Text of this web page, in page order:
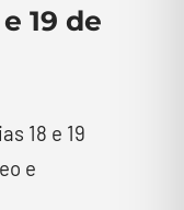
19 de
18 e 19
e